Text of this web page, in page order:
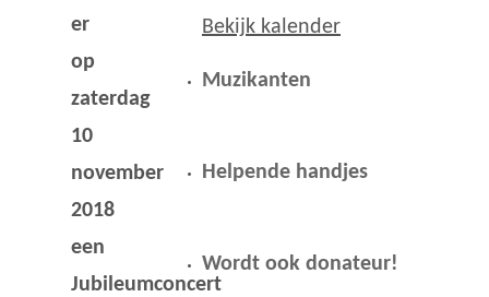
er
op
zaterdag
10
november
2018
een
Jubileumconcert
Bekijk kalender
Muzikanten
Helpende handjes
Wordt ook donateur!